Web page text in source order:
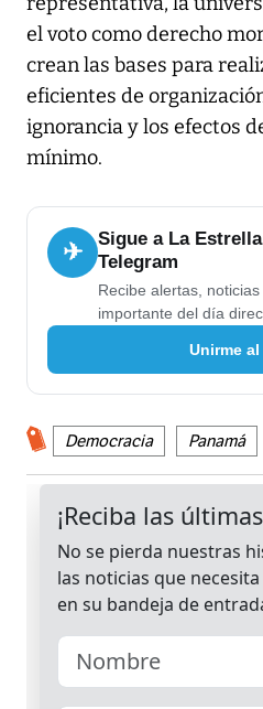
el voto como derecho
crean las bases para
eficientes de
ignorancia y los efectos
mínimo.
✈
Sigue a La
Telegram
Recibe alertas,
importante del día
Unirme
Democracia Panamá